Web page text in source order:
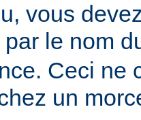
vous
par le nom
Ceci ne
un